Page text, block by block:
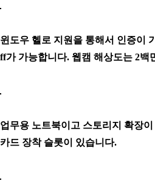
윈도우 헬로 지원을 통해서 인증이
ff가 가능합니다. 웹캠 해상도는 2백
업무용 노트북이고 스토리지 확장
카드 장착 슬롯이 있습니다.